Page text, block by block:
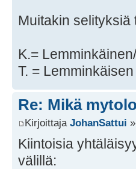
Muitakin
K.=
T. =
Re: Mikä
Kirjoittaja JohanSattui
Kiintoisia
välillä: